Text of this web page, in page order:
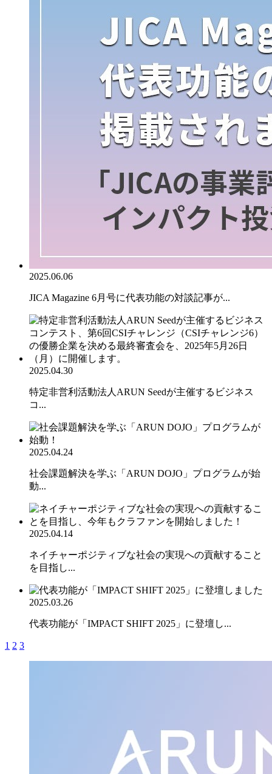
2025.06.06
JICA Magazine 6月号に代表功能の対談記事が...
2025.04.30
特定非営利活動法人ARUN Seedが主催するビジネス
コ...
2025.04.24
社会課題解決を学ぶ「ARUN DOJO」プログラムが始
動...
2025.04.14
ネイチャーポジティブな社会の実現への貢献すること
を目指し...
2025.03.26
代表功能が「IMPACT SHIFT 2025」に登壇し...
1 2 3